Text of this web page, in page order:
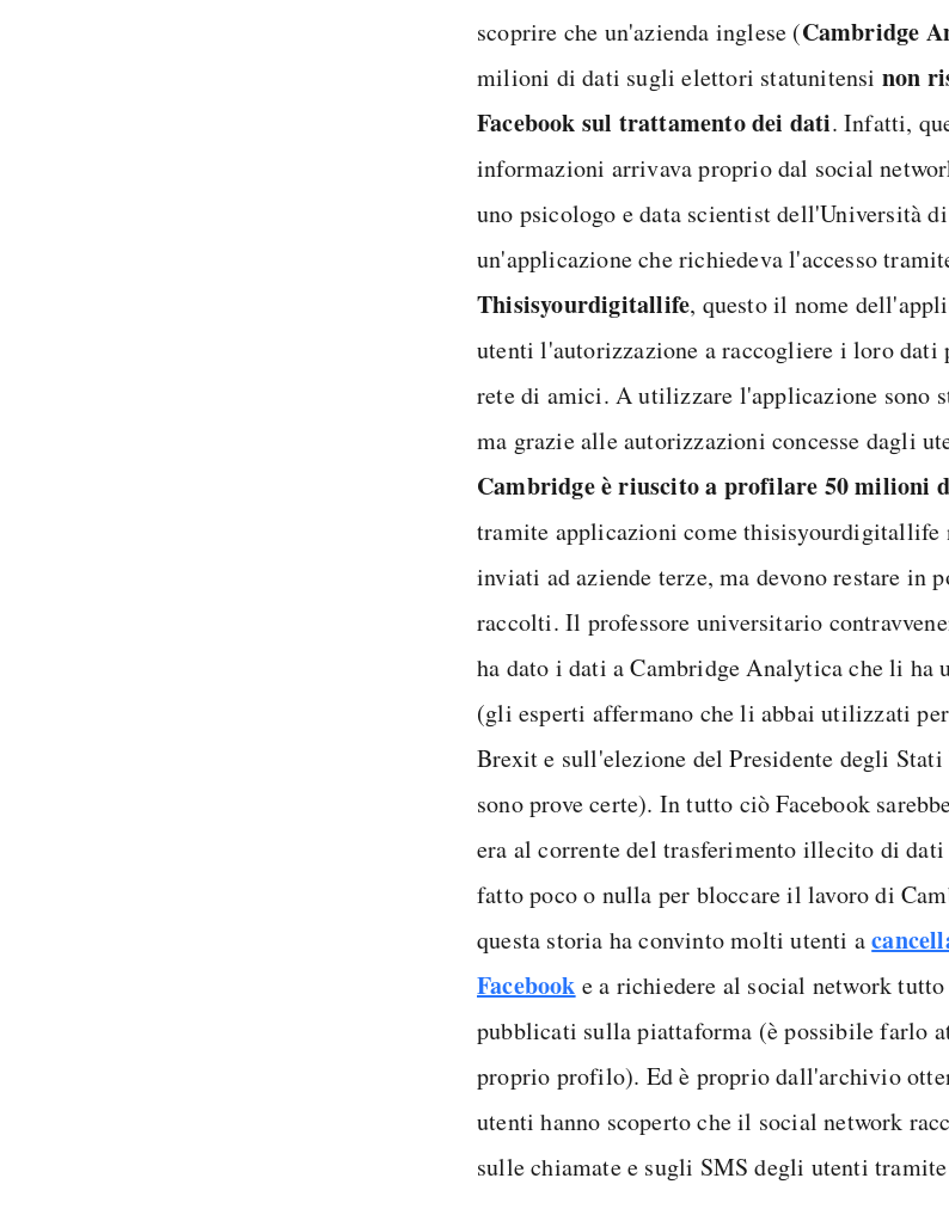
scoprire che un'azienda inglese (Cambridge
milioni di dati sugli elettori statunitensi non
Facebook sul trattamento dei dati. Infatti,
informazioni arrivava proprio dal social
uno psicologo e data scientist dell'Università
un'applicazione che richiedeva l'accesso
Thisisyourdigitallife, questo il nome
utenti l'autorizzazione a raccogliere i loro
rete di amici. A utilizzare l'applicazione sono
ma grazie alle autorizzazioni concesse dagli
Cambridge è riuscito a profilare 50 milioni
tramite applicazioni come thisisyourdigitallife
inviati ad aziende terze, ma devono restare in
raccolti. Il professore universitario
ha dato i dati a Cambridge Analytica che li
(gli esperti affermano che li abbai utilizzati
Brexit e sull'elezione del Presidente degli
sono prove certe). In tutto ciò Facebook
era al corrente del trasferimento illecito di
fatto poco o nulla per bloccare il lavoro di
questa storia ha convinto molti utenti a
Facebook e a richiedere al social network
pubblicati sulla piattaforma (è possibile farlo
proprio profilo). Ed è proprio dall'archivio
utenti hanno scoperto che il social network
sulle chiamate e sugli SMS degli utenti